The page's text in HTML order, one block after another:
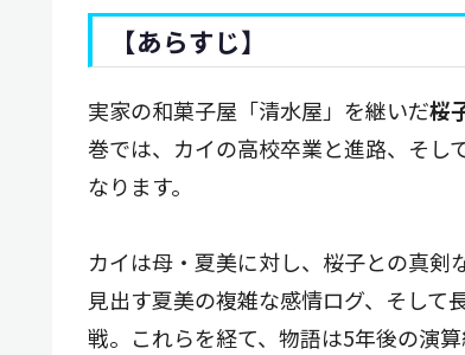
【あらすじ】
実家の和菓子屋「清水屋」を継いだ桜
巻では、カイの高校卒業と進路、そし
なります。
カイは母・夏美に対し、桜子との真
見出す夏美の複雑な感情ログ、そして
戦。これらを経て、物語は5年後の演算